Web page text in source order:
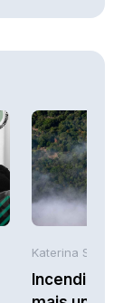
Katerina
Incendies :